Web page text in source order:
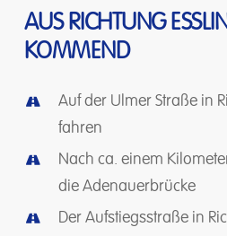
AUS RICHTUNG
KOMMEND
Auf der Ulmer Straße in
fahren
Nach ca. einem
die Adenauerbrücke
Der Aufstiegsstraße in